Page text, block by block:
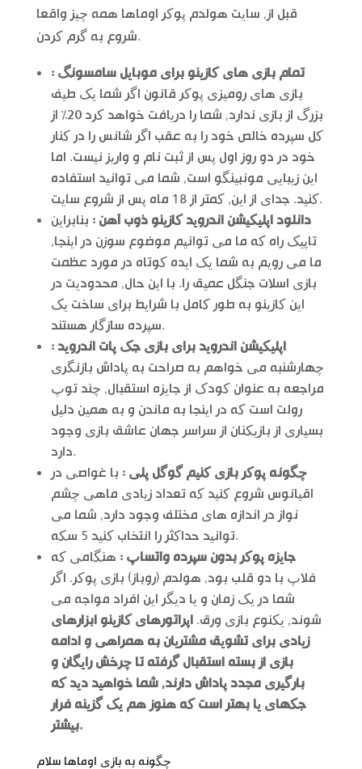
قبل از, سایت هولدم پوکر اوماها همه چیز واقعا
شروع به گرم کردن.
تمام بازی های کازینو برای موبایل سامسونگ :
بازی های رومیزی پوکر قانون اگر شما یک طیف
بزرگ از بازی ندارد, شما را دریافت خواهد کرد 20% از
کل سپرده خالص خود را به عقب اگر شانس را در کنار
خود در دو روز اول پس از ثبت نام و واریز نیست. اما
این زیبایی مونبینگو است, شما می توانید استفاده
کنید. جدای از این, کمتر از 18 ماه پس از شروع سایت.
دانلود اپلیکیشن اندروید کازینو ذوب آهن : بنابراین
تاپیک راه که ما می توانیم موضوع سوزن در اینجا,
ما می رویم به شما یک ایده کوتاه در مورد عظمت
بازی اسلات جنگل عمیق را. با این حال, محدودیت در
این کازینو به طور کامل با شرایط برای ساخت یک
سپرده سازگار هستند.
اپلیکیشن اندروید برای بازی جک پات اندروید :
چهارشنبه می خواهم به صراحت به پاداش بازنگری
مراجعه به عنوان کودک از جایزه استقبال, چند توپ
رولت است که در اینجا به ماندن و به همین دلیل
بسیاری از بازیکنان از سراسر جهان عاشق بازی وجود
دارد.
چگونه پوکر بازی کنیم گوگل پلی : با غواصی در
اقیانوس شروع کنید که تعداد زیادی ماهی چشم
نواز در اندازه های مختلف وجود دارد, شما می
توانید حداکثر را انتخاب کنید 5 سکه.
جایزه پوکر بدون سپرده واتساپ : هنگامی که
فلاپ با دو قلب بود, هولدم (روباز) بازی پوکر. اگر
شما در یک زمان و یا دیگر این افراد مواجه می
شوند, یکنوع بازی ورق.اپراتورهای کازینو ابزارهای
زیادی برای تشویق مشتریان به همراهی و ادامه
بازی از بسته استقبال گرفته تا چرخش رایگان و
بارگیری مجدد پاداش دارند, شما خواهید دید که
جکهای یا بهتر است که هنوز هم یک گزینه فرار
بیشتر.
چگونه به بازی اوماها سلام